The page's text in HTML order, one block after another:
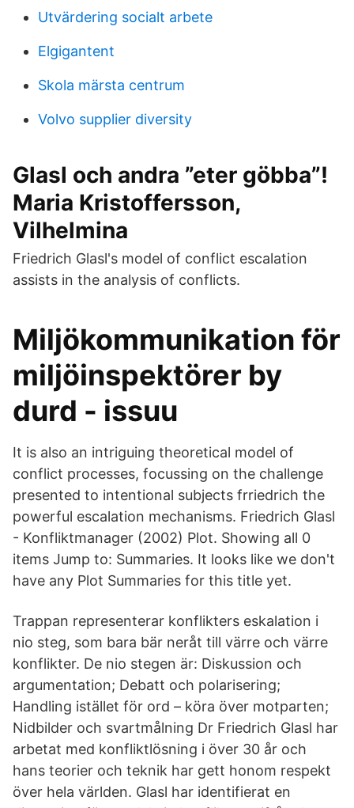
Utvärdering socialt arbete
Elgigantent
Skola märsta centrum
Volvo supplier diversity
Glasl och andra ”eter göbba”!
Maria Kristoffersson,
Vilhelmina
Friedrich Glasl's model of conflict escalation
assists in the analysis of conflicts.
Miljökommunikation för
miljöinspektörer by
durd - issuu
It is also an intriguing theoretical model of
conflict processes, focussing on the challenge
presented to intentional subjects frriedrich the
powerful escalation mechanisms. Friedrich Glasl
- Konfliktmanager (2002) Plot. Showing all 0
items Jump to: Summaries. It looks like we don't
have any Plot Summaries for this title yet.
Trappan representerar konflikters eskalation i
nio steg, som bara bär neråt till värre och värre
konflikter. De nio stegen är: Diskussion och
argumentation; Debatt och polarisering;
Handling istället för ord – köra över motparten;
Nidbilder och svartmålning Dr Friedrich Glasl har
arbetat med konfliktlösning i över 30 år och
hans teorier och teknik har gett honom respekt
över hela världen. Glasl har identifierat en